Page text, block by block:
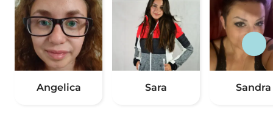
Angelica Sara Sandra